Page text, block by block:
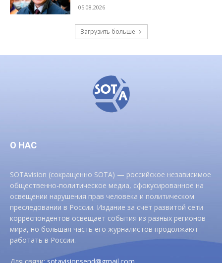
05.08.2026
Загрузить больше
О НАС
SOTAvision (сокращенно SOTA) — российское независимое
общественно-политическое медиа, сфокусированное на
освещении нарушения прав человека и политическом
преследовании в России. Издание за счет развитой сети
корреспондентов освещает события из разных регионов
мира, но большая часть его журналистов продолжают
работать в России.